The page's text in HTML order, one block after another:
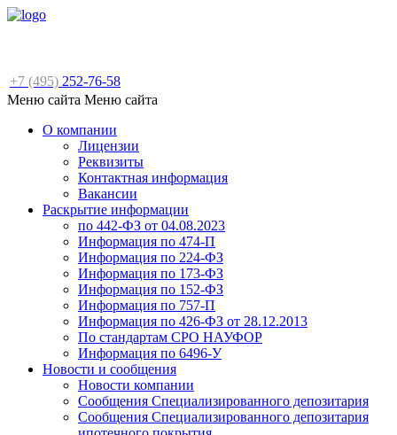
+7 (495) 252-76-58
Меню сайта Меню сайта
О компании
Лицензии
Реквизиты
Контактная информация
Вакансии
Раскрытие информации
по 442-ФЗ от 04.08.2023
Информация по 474-П
Информация по 224-ФЗ
Информация по 173-ФЗ
Информация по 152-ФЗ
Информация по 757-П
Информация по 426-ФЗ от 28.12.2013
По стандартам СРО НАУФОР
Информация по 6496-У
Новости и сообщения
Новости компании
Сообщения Специализированного депозитария
Сообщения Специализированного депозитария